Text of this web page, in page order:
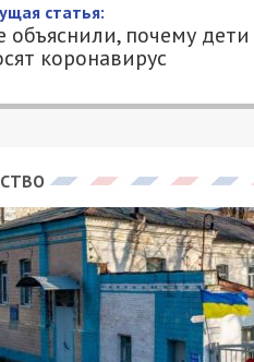
статья:
объяснили, почему дети
коронавирус